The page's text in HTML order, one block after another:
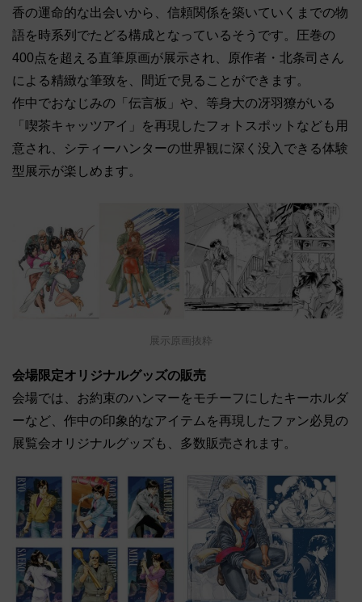
香の運命的な出会いから、信頼関係を築いていくまでの物
語を時系列でたどる構成となっているそうです。圧巻の
400点を超える直筆原画が展示され、原作者・北条司さん
による精緻な筆致を、間近で見ることができます。
作中でおなじみの「伝言板」や、等身大の冴羽獠がいる
「喫茶キャッツアイ」を再現したフォトスポットなども用
意され、シティーハンターの世界観に深く没入できる体験
型展示が楽しめます。
展示原画抜粋
会場限定オリジナルグッズの販売
会場では、お約束のハンマーをモチーフにしたキーホルダ
ーなど、作中の印象的なアイテムを再現したファン必見の
展覧会オリジナルグッズも、多数販売されます。